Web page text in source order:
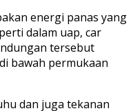
energi panas yang
dalam uap, car
tersebut
bawah permukaan
dan juga tekanan